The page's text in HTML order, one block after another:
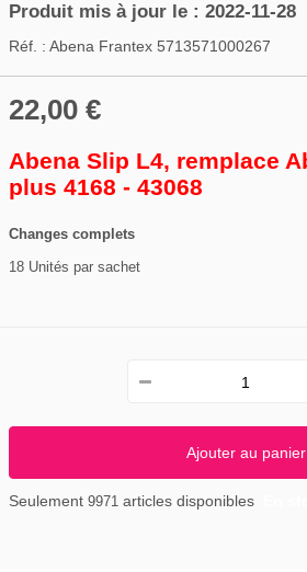
Produit mis à jour le : 2022-11-28
Réf. : Abena Frantex 5713571000267
22,00 €
Abena Slip L4, remplace
plus 4168 - 43068
Changes complets
18 Unités par sachet
Ajouter au panier
Seulement 9971 articles disponibles